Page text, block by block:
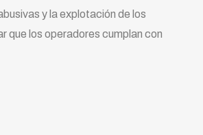
y la explotación de los
que los operadores cumplan con